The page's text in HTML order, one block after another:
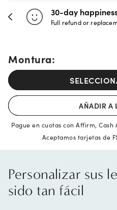
30-day
Full refund or
Montura:
AÑADIR A
Pague en cuotas con Affirm,
Aceptamos tarjetas de
Personalizar sus
sido tan fácil